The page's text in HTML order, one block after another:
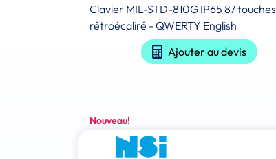
Clavier MIL-STD-810G IP65 87 touches
rétroécaliré - QWERTY English
Ajouter au devis
Nouveau!